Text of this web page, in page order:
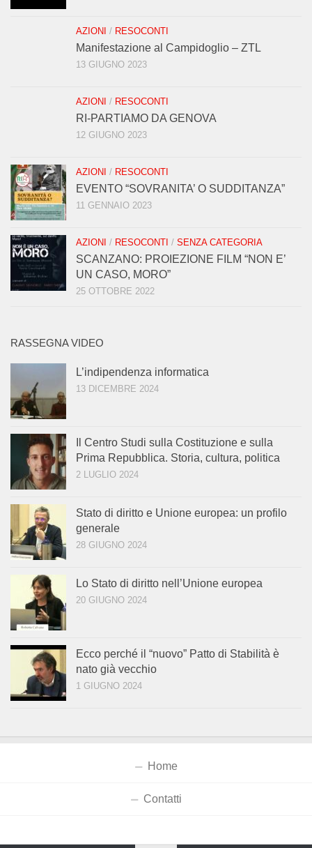
AZIONI / RESOCONTI
Manifestazione al Campidoglio – ZTL
13 GIUGNO 2023
AZIONI / RESOCONTI
RI-PARTIAMO DA GENOVA
12 GIUGNO 2023
AZIONI / RESOCONTI
EVENTO “SOVRANITA’ O SUDDITANZA”
11 GENNAIO 2023
AZIONI / RESOCONTI / SENZA CATEGORIA
SCANZANO: PROIEZIONE FILM “NON E’
UN CASO, MORO”
25 OTTOBRE 2022
RASSEGNA VIDEO
L’indipendenza informatica
13 DICEMBRE 2024
Il Centro Studi sulla Costituzione e sulla
Prima Repubblica. Storia, cultura, politica
2 LUGLIO 2024
Stato di diritto e Unione europea: un profilo
generale
28 GIUGNO 2024
Lo Stato di diritto nell’Unione europea
20 GIUGNO 2024
Ecco perché il “nuovo” Patto di Stabilità è
nato già vecchio
1 GIUGNO 2024
Home
Contatti